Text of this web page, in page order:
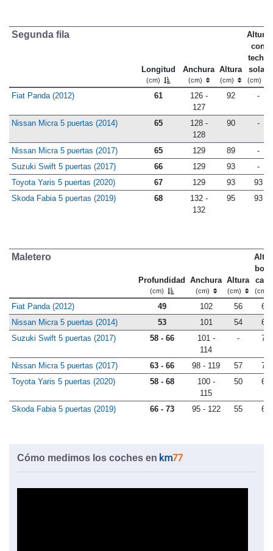
Segunda fila
Longitud
(cm)
Anchura
(cm)
Altura
(cm)
Altura
con
techo
solar
(cm)
Fiat Panda (2012) 61
126 -
127
92 -
Nissan Micra 5 puertas (2014) 65
128 -
128
90 -
Nissan Micra 5 puertas (2017) 65 129 89
-
Suzuki Swift 5 puertas (2017)
66 129 93
-
Toyota Yaris 5 puertas (2020)
67 129 93
93
Skoda Fabia 5 puertas (2019)
68
132 -
132
95 93
Maletero
Profundidad
(cm)
Anchura
(cm)
Altura
(cm) (cm)
Fiat Panda (2012) 49 102 56
68
Nissan Micra 5 puertas (2014)
53 101 54
69
Suzuki Swift 5 puertas (2017)
58 - 66
101 -
114
- 72
Nissan Micra 5 puertas (2017) 63 - 66 98 - 119 57
73
Toyota Yaris 5 puertas (2020)
58 - 68
100 -
115
50 68
Skoda Fabia 5 puertas (2019) 66 - 73 95 - 122 55 66
Cómo medimos los coches en